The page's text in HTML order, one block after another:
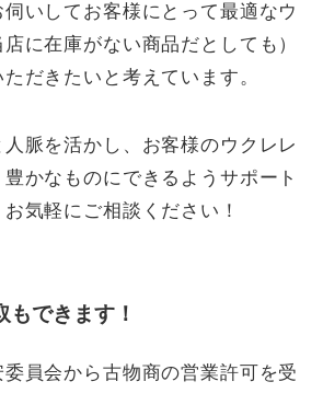
いしてお客様にとって最適なウ
に在庫がない商品だとしても）
だきたいと考えています。
脈を活かし、お客様のウクレレ
かなものにできるようサポート
気軽にご相談ください！
もできます！
員会から古物商の営業許可を受